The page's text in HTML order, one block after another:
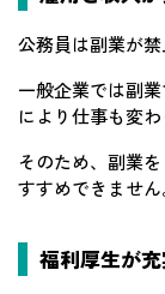
公務員は副業が禁
一般企業では副
により仕事も変わ
そのため、副業
すすめできません
福利厚生が